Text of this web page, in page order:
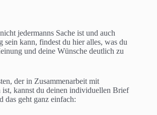
jedermanns Sache ist und auch
sein kann, findest du hier alles, was du
und deine Wünsche deutlich zu
der in Zusammenarbeit mit
ist, kannst du deinen individuellen Brief
das geht ganz einfach: